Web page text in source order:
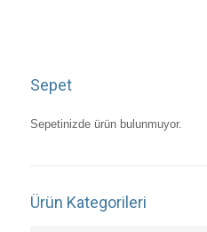
Sepet
Sepetinizde ürün bulunmuyor.
Ürün Kategorileri